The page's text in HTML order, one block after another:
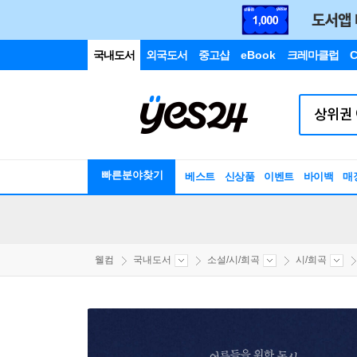
국내도서 외국도서 중고샵 eBook 크레마클럽
빠른분야찾기 베스트 신상품 이벤트 바이백 매
웰컴 국내도서 소설/시/희곡 시/희곡